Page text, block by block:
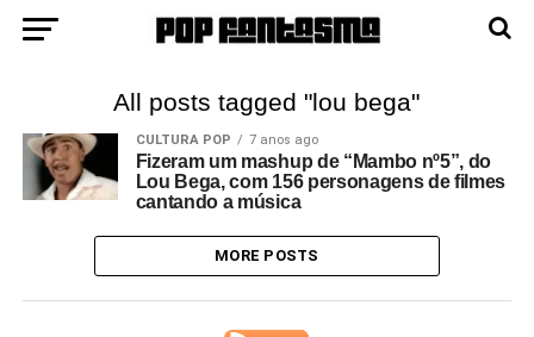
All posts tagged "lou bega"
CULTURA POP 7 anos ago
Fizeram um mashup de “Mambo nº5”, do
Lou Bega, com 156 personagens de filmes
cantando a música
MORE POSTS